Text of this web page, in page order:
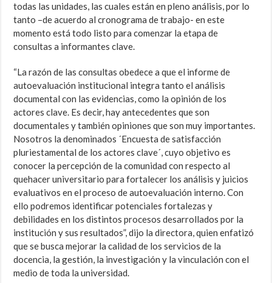
todas las unidades, las cuales están en pleno análisis, por lo
tanto –de acuerdo al cronograma de trabajo- en este
momento está todo listo para comenzar la etapa de
consultas a informantes clave.
“La razón de las consultas obedece a que el informe de
autoevaluación institucional integra tanto el análisis
documental con las evidencias, como la opinión de los
actores clave. Es decir, hay antecedentes que son
documentales y también opiniones que son muy importantes.
Nosotros la denominados ´Encuesta de satisfacción
pluriestamental de los actores clave´, cuyo objetivo es
conocer la percepción de la comunidad con respecto al
quehacer universitario para fortalecer los análisis y juicios
evaluativos en el proceso de autoevaluación interno. Con
ello podremos identificar potenciales fortalezas y
debilidades en los distintos procesos desarrollados por la
institución y sus resultados”, dijo la directora, quien enfatizó
que se busca mejorar la calidad de los servicios de la
docencia, la gestión, la investigación y la vinculación con el
medio de toda la universidad.